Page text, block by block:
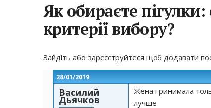
Як обираєте
критерії вибору?
Зайдіть або зареєструйтеся щоб додавати
28/01/2019
Василий
Дьячков
Жена принимала
лучше